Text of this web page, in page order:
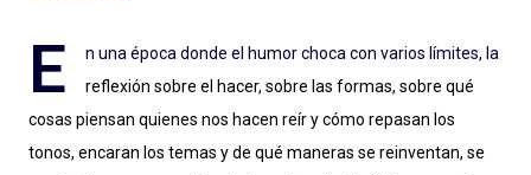
E
n una época donde el humor choca con varios límites, la
reflexión sobre el hacer, sobre las formas, sobre qué
cosas piensan quienes nos hacen reír y cómo repasan los
tonos, encaran los temas y de qué maneras se reinventan, se